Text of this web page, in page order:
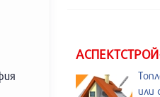
или